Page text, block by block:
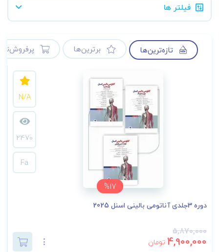
فیلتر ها
تازه‌ترین‌ها برترین‌ها
%17
N/A
2470
Fa
دوره 3جلدی آناتومی بالینی اسنل 2025
5,870,000
4,900,000 تومان